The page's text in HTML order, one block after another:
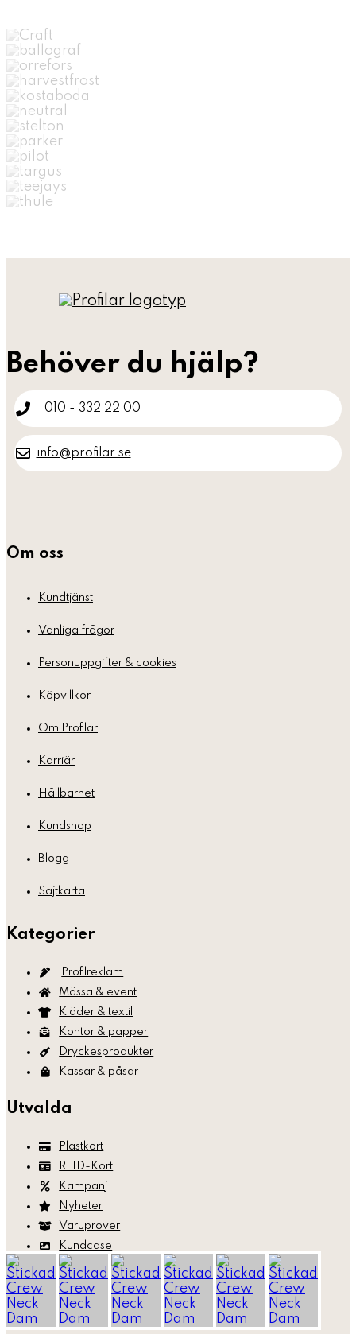
Behöver du hjälp?
010 - 332 22 00
info@profilar.se
Om oss
Kundtjänst
Vanliga frågor
Personuppgifter & cookies
Köpvillkor
Om Profilar
Karriär
Hållbarhet
Kundshop
Blogg
Sajtkarta
Kategorier
Profilreklam
Mässa & event
Kläder & textil
Kontor & papper
Dryckesprodukter
Kassar & påsar
Utvalda
Plastkort
RFID-Kort
Kampanj
Nyheter
Varuprover
Kundcase
Sociala medier
Facebook